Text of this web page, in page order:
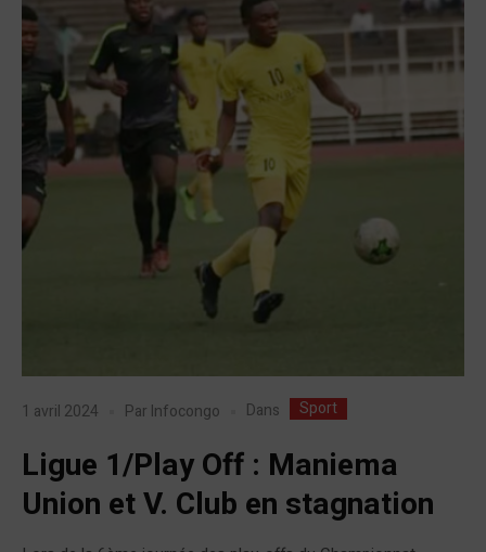
1 avril 2024 Par Infocongo Dans Sport
Ligue 1/Play Off : Maniema
Union et V. Club en stagnation